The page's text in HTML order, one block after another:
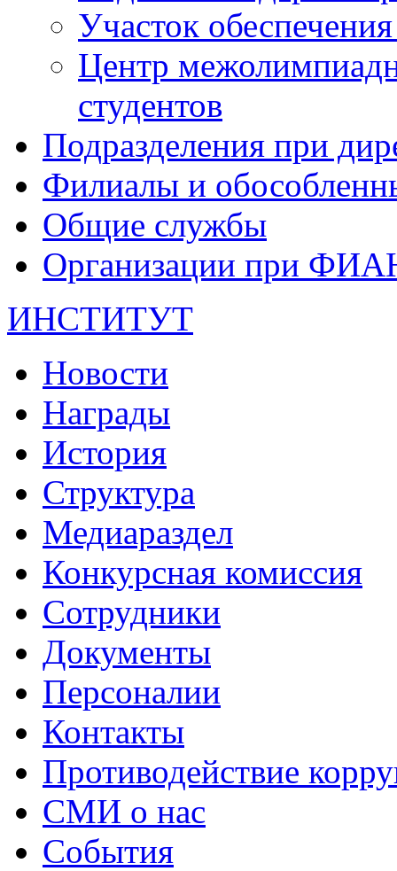
Участок
Центр
студентов
Подразделения при
Филиалы и
Общие службы
Организации при
ИНСТИТУТ
Новости
Награды
История
Структура
Медиараздел
Конкурсная комиссия
Сотрудники
Документы
Персоналии
Контакты
Противодействие
СМИ о нас
События